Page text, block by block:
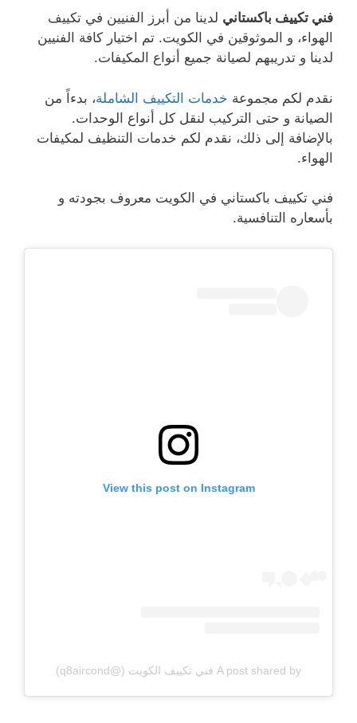
فني تكييف باكستاني لدينا من أبرز الفنيين في تكييف
الهواء، و الموثوقين في الكويت. تم اختيار كافة الفنيين
لدينا و تدريبهم لصيانة جميع أنواع المكيفات.
نقدم لكم مجموعة خدمات التكييف الشاملة، بدءاً من
الصيانة و حتى التركيب لنقل كل أنواع الوحدات.
بالإضافة إلى ذلك، نقدم لكم خدمات التنظيف لمكيفات
الهواء.
فني تكييف باكستاني في الكويت معروف بجودته و
بأسعاره التنافسية.
View this post on Instagram
A post shared by فني تكييف الكويت (@q8aircond)